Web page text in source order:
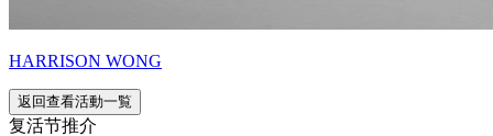
HARRISON WONG
返回查看活動一覧
复活节推介